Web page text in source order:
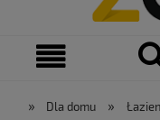
» Dla domu »